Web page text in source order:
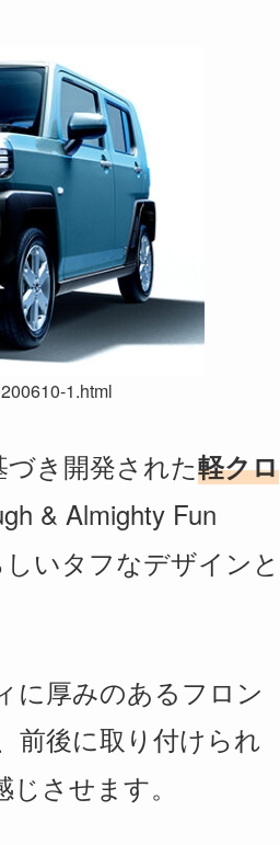
1.html
き開発された軽クロ
& Almighty Fun
いタフなデザインと
に厚みのあるフロン
前後に取り付けられ
させます。